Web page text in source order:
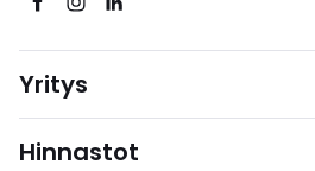
Yritys
Hinnastot